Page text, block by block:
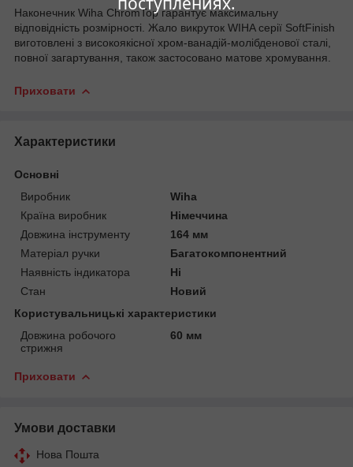
Наконечник Wiha ChromTop гарантує максимальну
відповідність розмірності. Жало викруток WIHA серії SoftFinish
виготовлені з високоякісної хром-ванадій-молібденової сталі,
повної загартування, також застосовано матове хромування.
Приховати
Характеристики
Основні
Виробник
Wiha
Країна виробник
Німеччина
Довжина інструменту
164 мм
Матеріал ручки
Багатокомпонентний
Наявність індикатора
Ні
Стан
Новий
Користувальницькі характеристики
Довжина робочого
стрижня
60 мм
Приховати
Умови доставки
Нова Пошта